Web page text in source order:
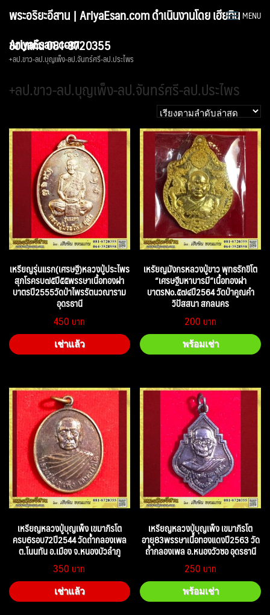
พระอริยะอีสาน | AriyaEsan.com ดำเนินงานโดย เฮียทิน
ขอนแก่น 081-8720355
MENU
AriyaEsan.com
+ลป.ขาว-ลป.บุญเพ็ง-ลป.จันทร์ศรี-ลป.ประไพร
+ลป.ขาว-ลป.บุญเพ็ง-ลป.จันทร์ศรี-ลป.ประไพร
เหรียญรุ่นแรก(เศรษฐี)หลวงปู่ประไพร
สุภโรครบ๗๕ปี๕๕พรรษาเนื้อทองฝา
บาตรปี2555วัดป่าไพรรัตนวณาราม
อุดรธานี
450
เช่าแล้ว
เหรัยญมังกรหลวงปู่ขาว พุทธรักขิโต
“เศรษฐีมหาบารมี”เนื้อทองฝา
บาตรNo.๕๗๔ปี2564 วัดป่าคูณคำ
วิปัสสนา สกลนคร
200
พร้อมเช่า
เหรียญหลวงปู่บุญเพ็ง เขมาภิรโต
ครบ6รอบ72ปี2544 วัดถ้ำกลองเพล
ต.โนนทัน อ.เมือง จ.หนองบัวลำภู
350
เช่าแล้ว
เหรียญหลวงปู่บุญเพ็ง เขมาภิรโต
อายุ83พรรษาเนื้อทองแดงปี2563 วัด
ถ้ำกลองเพล อ.หนองวัวซอ อุดรธานี
250
พร้อมเช่า